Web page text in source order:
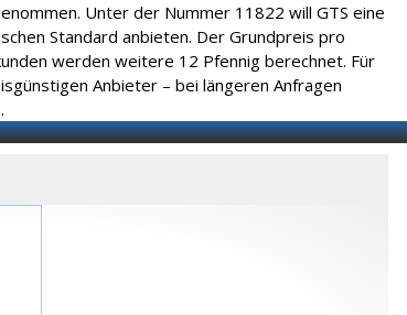
Unter der Nummer 11822 will GTS eine
Standard anbieten. Der Grundpreis pro
werden weitere 12 Pfennig berechnet. Für
Anbieter – bei längeren Anfragen